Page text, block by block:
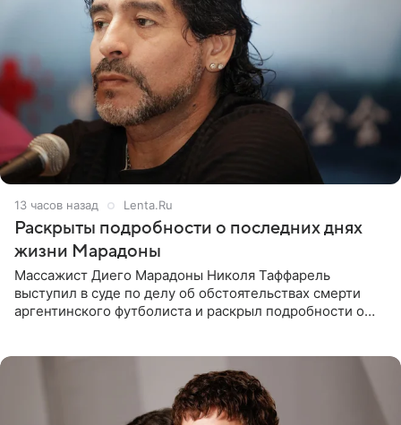
13 часов назад Lenta.Ru
Раскрыты подробности о последних днях
жизни Марадоны
Массажист Диего Марадоны Николя Таффарель
выступил в суде по делу об обстоятельствах смерти
аргентинского футболиста и раскрыл подробности о